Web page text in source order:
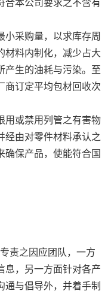
合本公司要求之不含有
小采购量，以求库存周
材料内制化，减少占大
产生的油耗与污染。至
商订定平均包材回收次
用或禁用列管之有害物
经由对零件材料承认之
确保产品，使能符合国
责之因应团队，一方
息，另一方面针对各产
通与倡导外，并着手制